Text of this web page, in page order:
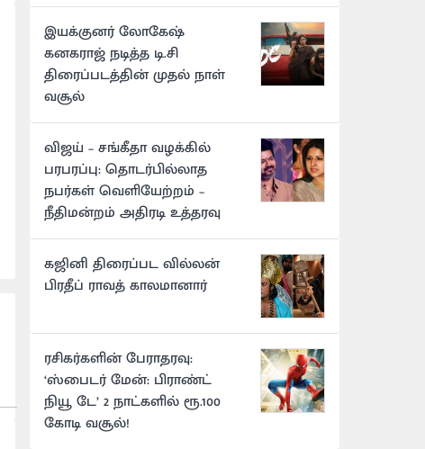
இயக்குனர் லோகேஷ்
கனகராஜ் நடித்த டி.சி
திரைப்படத்தின் முதல் நாள்
வசூல்
விஜய் – சங்கீதா வழக்கில்
பரபரப்பு: தொடர்பில்லாத
நபர்கள் வெளியேற்றம் –
நீதிமன்றம் அதிரடி உத்தரவு
கஜினி திரைப்பட வில்லன்
பிரதீப் ராவத் காலமானார்
ரசிகர்களின் பேராதரவு:
‘ஸ்பைடர் மேன்: பிராண்ட்
நியூ டே’ 2 நாட்களில் ரூ.100
கோடி வசூல்!